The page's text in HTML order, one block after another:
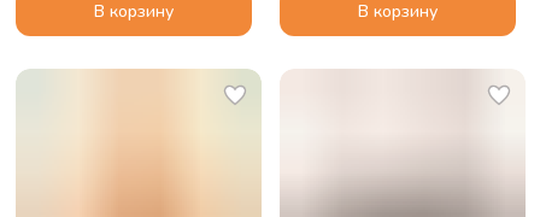
В корзину В корзину